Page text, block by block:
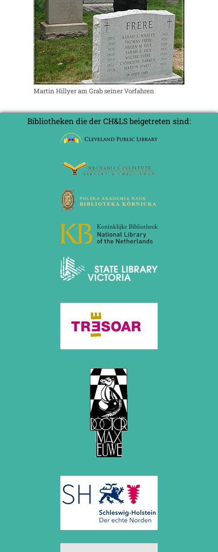
Martin Hillyer am Grab seiner Vorfahren
Bibliotheken die der CH&LS beigetreten sind: